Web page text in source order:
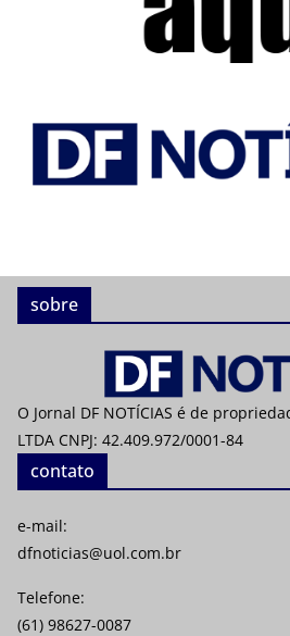
sobre
O Jornal DF NOTÍCIAS é de
LTDA CNPJ: 42.409.972/0001-84
contato
e-mail:
dfnoticias@uol.com.br
Telefone:
(61) 98627-0087